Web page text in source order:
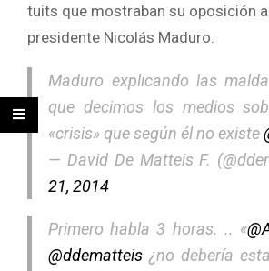
tuits que mostraban su oposición
presidente Nicolás Maduro.
Maduro explicando las
que decimos los medios
«crisis» que según él no existe
— David De Matteis F.
21, 2014
Primero habla 3 horas. .. «
@ddematteis ¿no debería